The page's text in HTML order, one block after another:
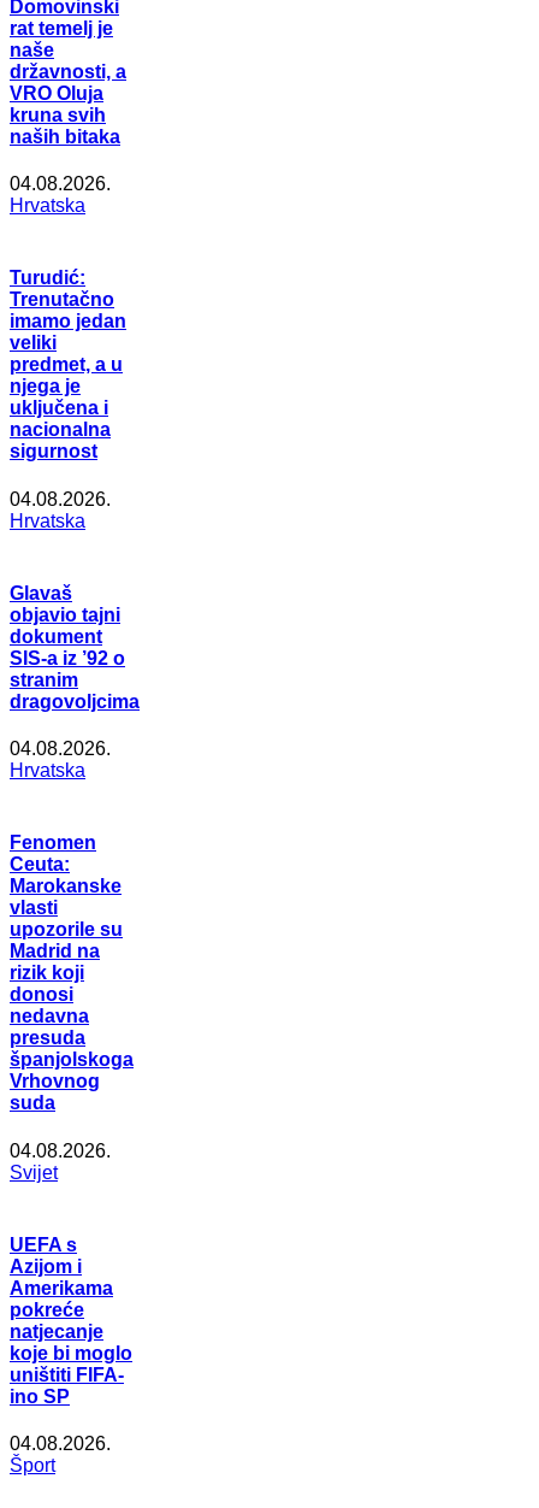
Domovinski
rat temelj je
naše
državnosti, a
VRO Oluja
kruna svih
naših bitaka
04.08.2026.
Hrvatska
Turudić:
Trenutačno
imamo jedan
veliki
predmet, a u
njega je
uključena i
nacionalna
sigurnost
04.08.2026.
Hrvatska
Glavaš
objavio tajni
dokument
SIS-a iz ’92 o
stranim
dragovoljcima
04.08.2026.
Hrvatska
Fenomen
Ceuta:
Marokanske
vlasti
upozorile su
Madrid na
rizik koji
donosi
nedavna
presuda
španjolskoga
Vrhovnog
suda
04.08.2026.
Svijet
UEFA s
Azijom i
Amerikama
pokreće
natjecanje
koje bi moglo
uništiti FIFA-
ino SP
04.08.2026.
Šport